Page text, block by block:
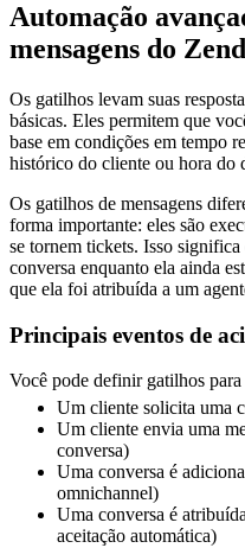
Automação
mensagens do
Os gatilhos levam suas
básicas. Eles permitem que
base em condições em tempo
histórico do cliente ou hora do
Os gatilhos de mensagens
forma importante: eles são
se tornem tickets. Isso
conversa enquanto ela ainda
que ela foi atribuída a um
Principais eventos de
Você pode definir gatilhos
Um cliente solicita uma
Um cliente envia uma
conversa)
Uma conversa é
omnichannel)
Uma conversa é
aceitação automática)